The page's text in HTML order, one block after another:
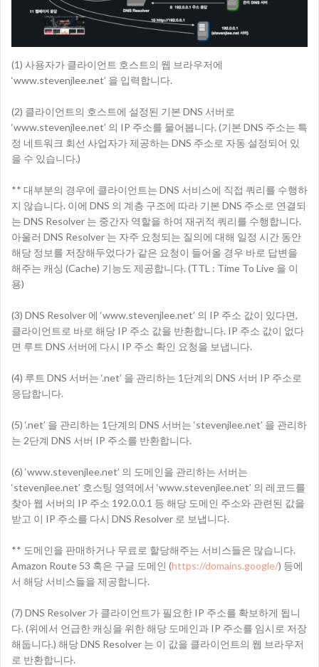
(1) 사용자가 클라이언트 호스트의 웹 브라우저에
‘www.stevenjlee.net’ 을 입력합니다.
(2) 클라이언트의 호스트에 설정된 기본 DNS 서버로
‘www.stevenjlee.net’ 의 IP 주소를 물어봅니다. (기본 DNS 주소는 특
정 네트워크 회선 사업자가 제공하는 DNS 주소로 자동 설정되어 있
을 수 있습니다.)
** 대부분의 경우에 클라이언트는 DNS 서비스에 직접 쿼리를 수행하
지 않습니다. 이에 DNS 의 계층 구조에 따라 기본 DNS 주소로 연결되
는 DNS Resolver 는 중간자 역할을 하여 재귀적 쿼리를 수행합니다.
아울러 DNS Resolver 는 자주 요청되는 질의에 대해 일정 시간 동안
해당 정보를 저장해두었다가 같은 요청이 들어올 경우 바로 답변을
해주는 캐싱 (Cache) 기능도 제공합니다. (TTL : Time To Live 을 이
용)
(3) DNS Resolver 에 ‘www.stevenjlee.net’ 의 IP 주소 값이 있다면,
클라이언트로 바로 해당 IP 주소 값을 반환합니다. IP 주소 값이 없다
면 루트 DNS 서버에 다시 IP 주소 확인 요청을 보냅니다.
(4) 루트 DNS 서버는 ‘.net’ 을 관리하는 1단계의 DNS 서버 IP 주소로
응답합니다.
(5) ‘.net’ 을 관리하는 1단계의 DNS 서버는 ‘stevenjlee.net’ 을 관리하
는 2단계 DNS 서버 IP 주소를 반환합니다.
(6) ‘www.stevenjlee.net’ 의 도메인을 관리하는 서버는
‘stevenjlee.net’ 호스팅 영역에서 ‘www.stevenjlee.net’ 의 레코드를
찾아 웹 서버의 IP 주소 192.0.0.1 등 해당 도메인 주소와 관련된 값을
받고 이 IP 주소를 다시 DNS Resolver 로 보냅니다.
** 도메인을 판매하거나 무료로 할당해주는 서비스들은 많습니다.
Amazon Route 53 혹은 구글 도메인 (https://domains.google/) 등에
서 해당 서비스들을 제공합니다.
(7) DNS Resolver 가 클라이언트가 필요한 IP 주소를 확보하게 됩니
다. (위에서 언급한 캐싱을 위한 해당 도메인과 IP 주소를 임시로 저장
해둡니다.) 해당 DNS Resolver 는 이 값을 클라이언트의 웹 브라우저
로 반환합니다.